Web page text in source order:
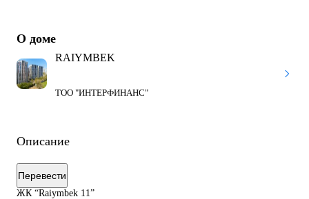
О доме
RAIYMBEK
ТОО "ИНТЕРФИНАНС"
Описание
Перевести
ЖК “Raiymbek 11”